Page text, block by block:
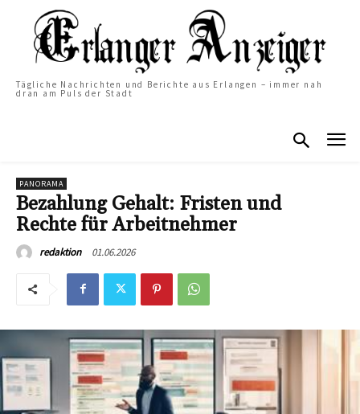
Tägliche Nachrichten und Berichte aus Erlangen – immer nah
dran am Puls der Stadt
PANORAMA
Bezahlung Gehalt: Fristen und
Rechte für Arbeitnehmer
redaktion 01.06.2026